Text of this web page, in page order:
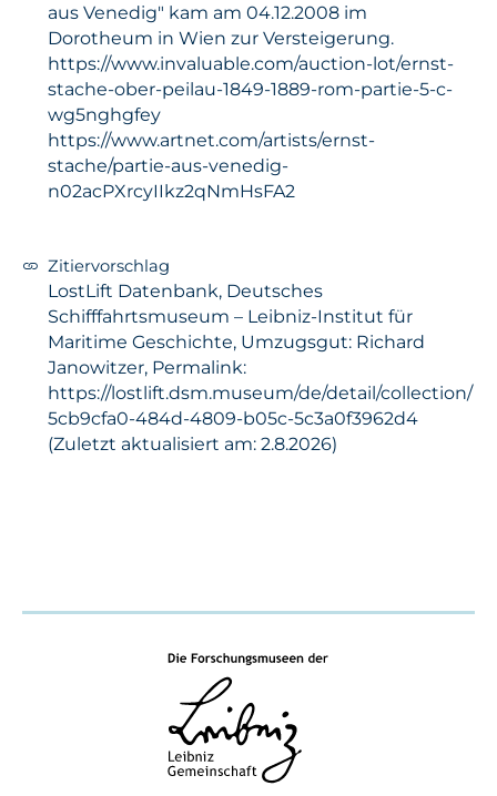
aus Venedig" kam am 04.12.2008 im
Dorotheum in Wien zur Versteigerung.
https://www.invaluable.com/auction-lot/ernst-
stache-ober-peilau-1849-1889-rom-partie-5-c-
wg5nghgfey
https://www.artnet.com/artists/ernst-
stache/partie-aus-venedig-
n02acPXrcyIIkz2qNmHsFA2
Zitiervorschlag
LostLift Datenbank, Deutsches
Schifffahrtsmuseum – Leibniz-Institut für
Maritime Geschichte, Umzugsgut: Richard
Janowitzer, Permalink:
https://lostlift.dsm.museum/de/detail/collection/
5cb9cfa0-484d-4809-b05c-5c3a0f3962d4
(Zuletzt aktualisiert am: 2.8.2026)